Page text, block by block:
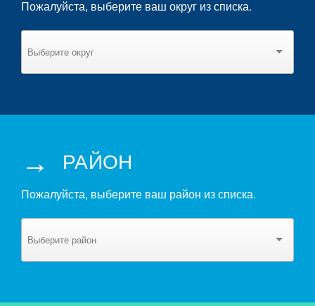
Пожалуйста, выберите ваш округ из списка.
→ РАЙОН
Пожалуйста, выберите ваш район из списка.